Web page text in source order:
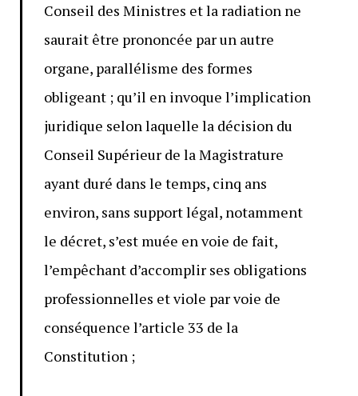
Conseil des Ministres et la radiation ne
saurait être prononcée par un autre
organe, parallélisme des formes
obligeant ; qu’il en invoque l’implication
juridique selon laquelle la décision du
Conseil Supérieur de la Magistrature
ayant duré dans le temps, cinq ans
environ, sans support légal, notamment
le décret, s’est muée en voie de fait,
l’empêchant d’accomplir ses obligations
professionnelles et viole par voie de
conséquence l’article 33 de la
Constitution ;